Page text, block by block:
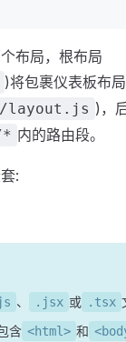
布局，根布局
)将包裹仪表板布局
layout.js )，
* 内的路由段。
:
、 .jsx 或 .tsx
含 <html> 和